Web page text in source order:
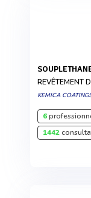
REVÊTEMENT
KEMICA
6
1442